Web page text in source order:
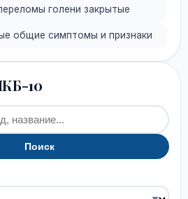
голени закрытые
общие симптомы и признаки
10
Поиск